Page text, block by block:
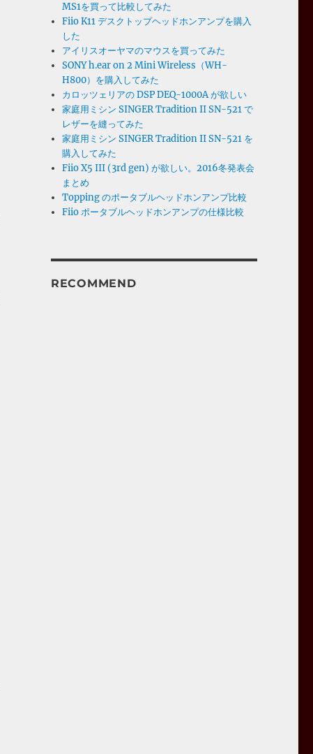
MS1を買って比較してみた
Fiio K11 デスクトップヘッドホンアンプを購入
した
アイリスオーヤマのマウスを買ってみた
SONY h.ear on 2 Mini Wireless（WH-
H800）を購入してみた
カロッツェリアの DSP DEQ-1000A が欲しい
家庭用ミシン SINGER Tradition II SN-521 で
レザーを縫ってみた
家庭用ミシン SINGER Tradition II SN-521 を
購入してみた
Fiio X5 III (3rd gen) が欲しい。2016冬発表会
まとめ
Topping のポータブルヘッドホンアンプ比較
Fiio ポータブルヘッドホンアンプの仕様比較
RECOMMEND